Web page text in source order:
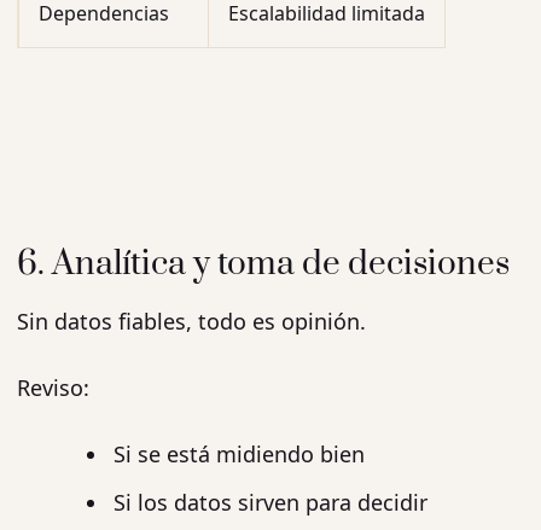
Dependencias Escalabilidad limitada
6. Analítica y toma de decisiones
Sin datos fiables, todo es opinión.
Reviso:
Si se está midiendo bien
Si los datos sirven para decidir